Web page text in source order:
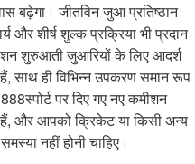
बढ़ेगा। जीतविन जुआ प्रतिष्ठान
और शीर्ष शुल्क प्रक्रिया भी प्रदान
शुरुआती जुआरियों के लिए आदर्श
साथ ही विभिन्न उपकरण समान रूप
पर दिए गए नए कमीशन
हैं, और आपको क्रिकेट या किसी अन्य
नहीं होनी चाहिए।